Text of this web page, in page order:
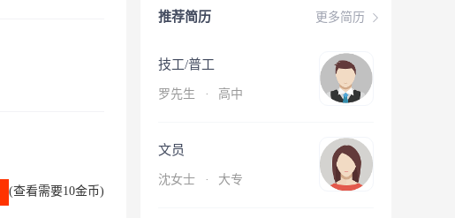
(查看需要10金币)
更多简历
推荐简历
技工/普工
罗先生 · 高中
文员
沈女士 · 大专